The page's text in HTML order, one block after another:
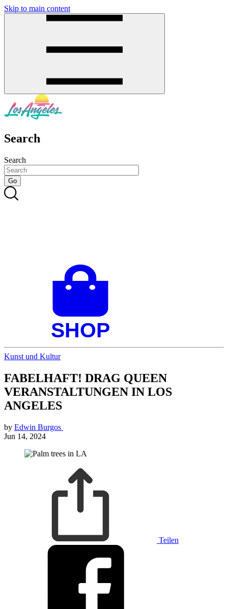
Skip to main content
Search
Search
Kunst und Kultur
FABELHAFT! DRAG QUEEN
VERANSTALTUNGEN IN LOS
ANGELES
by Edwin Burgos
Jun 14, 2024
Teilen